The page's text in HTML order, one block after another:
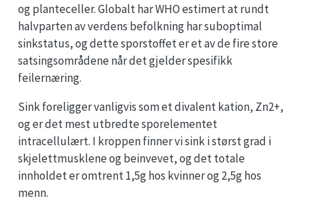
og planteceller. Globalt har WHO estimert at rundt
halvparten av verdens befolkning har suboptimal
sinkstatus, og dette sporstoffet er et av de fire store
satsingsområdene når det gjelder spesifikk
feilernæring.
Sink foreligger vanligvis som et divalent kation, Zn2+,
og er det mest utbredte sporelementet
intracellulært. I kroppen finner vi sink i størst grad i
skjelettmusklene og beinvevet, og det totale
innholdet er omtrent 1,5g hos kvinner og 2,5g hos
menn.